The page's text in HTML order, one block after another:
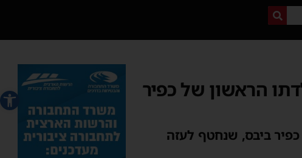
פתח הראשון של כפיר
ביבס, שנחטף לעזה